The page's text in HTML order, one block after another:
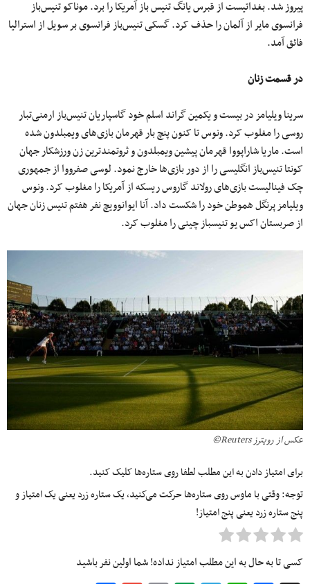
پیروز شد. بغداتیست از قبرس یانگ تنیس باز آمریکا را برد. موناکو تنیس‌باز
فرانسوی مایر از آلمان را حذف کرد. گسکی تنیس‌باز فرانسوی بر سویل از استرالیا
فائق آمد.
در قسمت زنان
سرینا ویلیامز در بیست و یکمین گراند اسلم خود گاسپاریان تنیس‌باز ارمنی‌تبار
روسی را مغلوب کرد. ونوس تا کنون پنچ بار قهرمان بازی‌های ویمبلدون شده
است. ماریا شاراپووا قهرمان پیشین ویمبلدون و ثروتمندترین زن ورزشکار جهان
کونتا تنیس‌باز انگلیسی را از دور بازی‌ها خارج نمود. لوسی صفرووا از جمهوری
چک فینالیست بازی‌های رولاند گاروس ریسکه از آمریکا را مغلوب کرد. ونوس
ویلیامز پرنگل هموطن خود را شکست داد. آنا ایوانوویچ نفر هفتم تنیس زنان جهان
از صربستان اکس یو تنیسباز چینی را مغلوب کرد.
عکس از رویترز Reuters©
برای امتیاز دادن به این مطلب لطفا روی ستاره‌ها کلیک کنید.
توجه: وقتی با ماوس روی ستاره‌ها حرکت می‌کنید، یک ستاره زرد یعنی یک امتیاز و
پنج ستاره زرد یعنی پنج امتیاز!
کسی تا به حال به این مطلب امتیاز نداده! شما اولین نفر باشید